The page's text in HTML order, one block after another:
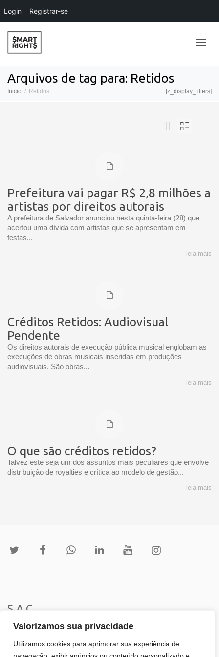
Valorizamos sua privacidade
Utilizamos cookies para aprimorar sua experiência de
Arquivos de tag para: Retidos
Inicio Retidos [z_display_filters]
Prefeitura vai pagar R$ 2,8 milhões a
artistas por direitos autorais
A prefeitura de Salvador anunciou nesta quinta-feira (28) que
acertou uma dívida com artistas que se apresentam em
festas...
leia mais
Créditos Retidos: Audiovisual
Pendente
Os direitos autorais de execução pública musical englobam as
execuções de obras musicais inseridas em produções
audiovisuais. São obras...
leia mais
O que são créditos retidos?
Talvez este seja um dos assuntos mais peculiares que envolve
distribuição de royalties e crítica ao modelo de gestão...
leia mais
S.A.C
Login Registrar-se